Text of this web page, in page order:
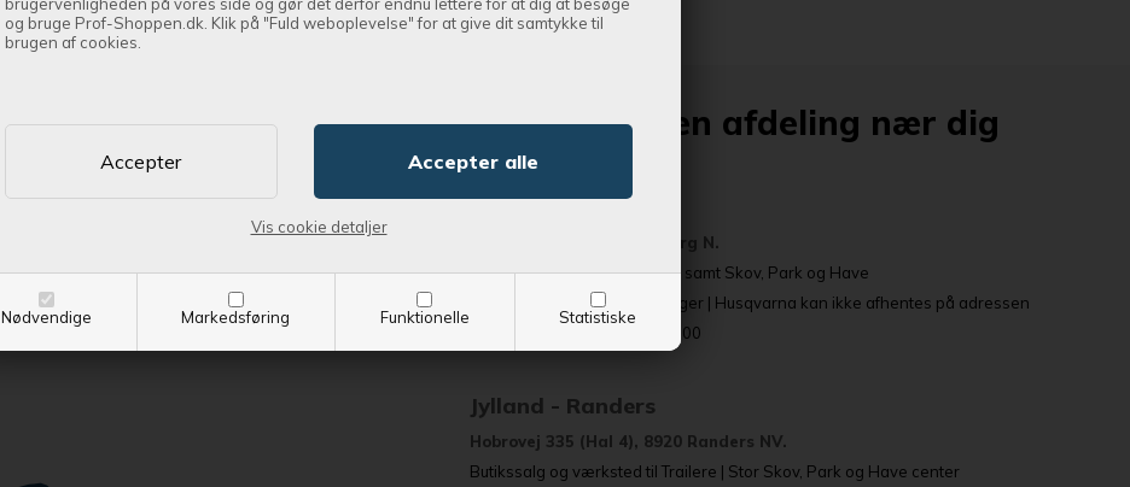
og bruge Prof-Shoppen.dk. Klik på "Fuld weboplevelse" for at give dit samtykke til
brugen af cookies.
Nødvendige Markedsføring Funktionelle Statistiske
Vis cookie detaljer
Vi har altid en afdeling nær dig
Jylland - Esbjerg
Øresundsvej 7, 6715 Esbjerg N.
Butikssalg og trailerudstilling samt Skov, Park og Have
Stort web- og reservedelslager | Husqvarna kan ikke afhentes på adressen
Mandag - fredag: 09:00 - 17:00
Jylland - Randers
Hobrovej 335 (Hal 4), 8920 Randers NV.
Butikssalg og værksted til Trailere | Stor Skov, Park og Have center